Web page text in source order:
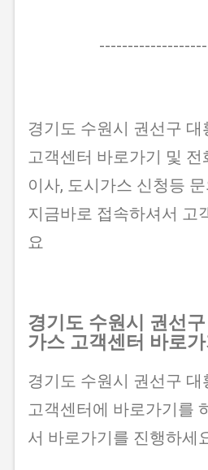
경기도 수원시 권선구
고객센터 바로가기 및
이사, 도시가스 신청등
지금바로 접속하셔서 고
요
경기도 수원시 권선
가스 고객센터 바로가
경기도 수원시 권선구
고객센터에 바로가기를
서 바로가기를 진행하세